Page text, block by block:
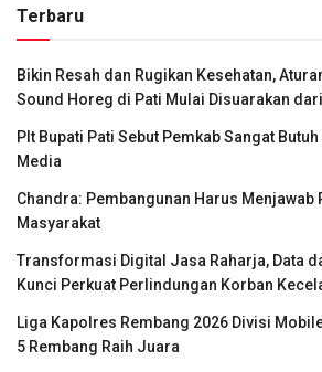
Terbaru
Bikin Resah dan Rugikan Kesehatan,
Sound Horeg di Pati Mulai Disuarakan dari
Plt Bupati Pati Sebut Pemkab Sangat
Media
Chandra: Pembangunan Harus Menjawab
Masyarakat
Transformasi Digital Jasa Raharja, Data
Kunci Perkuat Perlindungan Korban
Liga Kapolres Rembang 2026 Divisi
5 Rembang Raih Juara